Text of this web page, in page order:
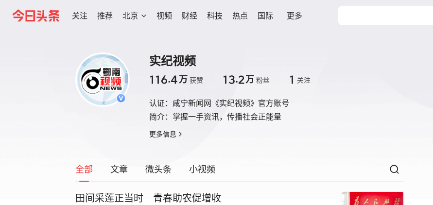
关注 推荐 北京 视频 财经 科技 热点 国际 更多
实纪视频
116.4万 获赞 13.2万 粉丝 1 关注
认证： 咸宁新闻网《实纪视频》官方账号
简介： 掌握一手资讯，传播社会正能量
更多信息
全部 文章 微头条 小视频
田间采莲正当时 青春助农促增收